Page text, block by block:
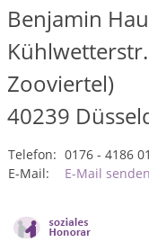
Benjamin
Zooviertel)
40239
Telefon: 0176 - 4186
E-Mail:
E-Mail senden